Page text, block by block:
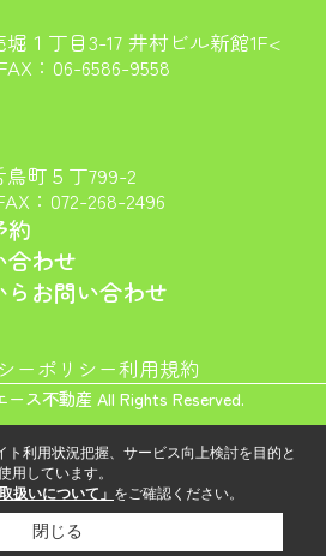
１丁目3-17 井村ビル新館1F<
：06-6586-9558
町５丁799-2
：072-268-2496
約
合わせ
らお問い合わせ
ーポリシー利用規約
ス不動産 All Rights Reserved.
ト利用状況把握、サービス向上検討を目的と
用しています。
扱いについて」 をご確認ください。
閉じる